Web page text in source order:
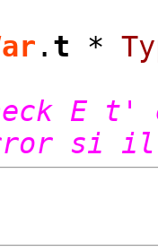
. t *
E t'
si il